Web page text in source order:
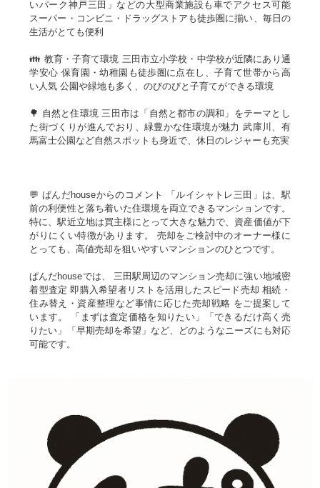
いパーク神戸三田」などの大型商業施設も車でアクセス可能
スーパー・コンビニ・ドラッグストアも徒歩圏に揃い、毎日の
生活がとても便利
👪 教育・子育て環境 三田市立小学校・中学校が近隣にあり通
学安心 保育園・幼稚園も徒歩圏に点在し、子育て世帯から高
い人気 公園や緑地も多く、のびのびと子育てができる環境
🌳 自然と住環境 三田市は「自然と都市の調和」をテーマとし
た街づくりが進んでおり、緑豊かな住環境が魅力 武庫川、有
馬富士公園など自然スポットも身近で、休日のレジャーも充実
💬 ぱんだhouseからのコメント 「ルイシャトレ三田」は、駅
前の利便性と落ち着いた住環境を両立できるマンションです。
特に、駅近立地は買主様にとって大きな魅力で、資産価値が下
がりにくい特徴があります。 売却をご検討中のオーナー様に
とっても、高値売却を狙いやすいマンションのひとつです。
ぱんだhouseでは、 三田駅周辺のマンション売却に強い地域密
着型査定 即購入希望者リストを活用したスピード売却 相続・
住み替え・資産整理など事情に応じた売却戦略 をご提案して
います。 「まずは査定価格を知りたい」「できるだけ高く売
りたい」「早期売却を希望」など、どのようなニーズにも対応
可能です。